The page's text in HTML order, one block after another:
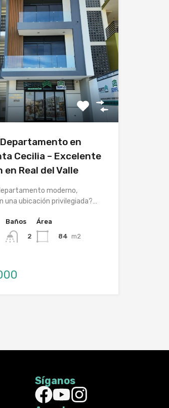
en
Cecilia – Excelente
en Real del Valle
moderno,
una ubicación privilegiada?…
Baños
2
Área
84 m2
Síganos